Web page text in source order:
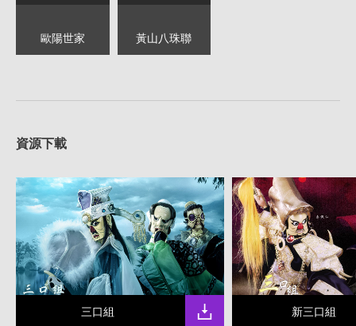
歐陽世家 黃山八珠聯
資源下載
三口組 新三口組